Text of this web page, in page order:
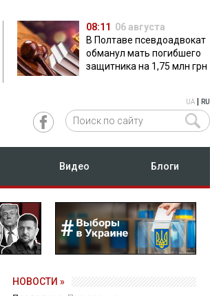
08:11 06 августа
В Полтаве псевдоадвокат
обманул мать погибшего
защитника на 1,75 млн грн
UA RU
Видео Блоги
НОВОСТИ »